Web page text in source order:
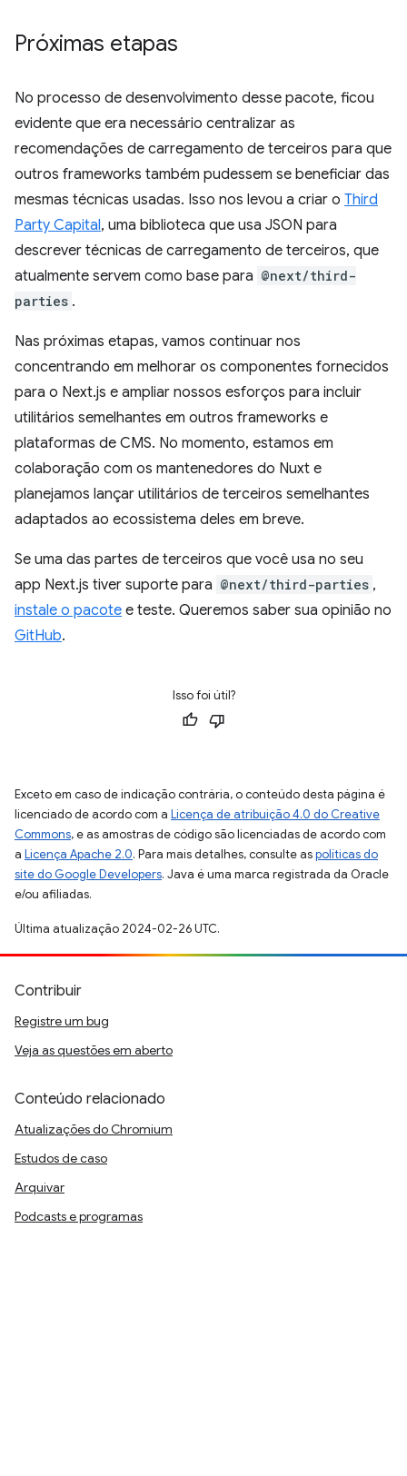
Próximas etapas
No processo de desenvolvimento desse pacote, ficou
evidente que era necessário centralizar as
recomendações de carregamento de terceiros para que
outros frameworks também pudessem se beneficiar das
mesmas técnicas usadas. Isso nos levou a criar o Third
Party Capital, uma biblioteca que usa JSON para
descrever técnicas de carregamento de terceiros, que
atualmente servem como base para @next/third-
parties .
Nas próximas etapas, vamos continuar nos
concentrando em melhorar os componentes fornecidos
para o Next.js e ampliar nossos esforços para incluir
utilitários semelhantes em outros frameworks e
plataformas de CMS. No momento, estamos em
colaboração com os mantenedores do Nuxt e
planejamos lançar utilitários de terceiros semelhantes
adaptados ao ecossistema deles em breve.
Se uma das partes de terceiros que você usa no seu
app Next.js tiver suporte para @next/third-parties ,
instale o pacote e teste. Queremos saber sua opinião no
GitHub.
Isso foi útil?
Exceto em caso de indicação contrária, o conteúdo desta página é
licenciado de acordo com a Licença de atribuição 4.0 do Creative
Commons, e as amostras de código são licenciadas de acordo com
a Licença Apache 2.0. Para mais detalhes, consulte aspolíticas do
site do Google Developers. Java é uma marca registrada da Oracle
e/ou afiliadas.
Última atualização 2024-02-26 UTC.
Contribuir
Registre um bug
Veja as questões em aberto
Conteúdo relacionado
Atualizações do Chromium
Estudos de caso
Arquivar
Podcasts e programas